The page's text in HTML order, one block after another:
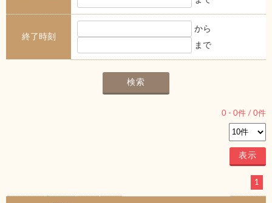
終了時刻
から
まで
0 - 0件 / 0件
1